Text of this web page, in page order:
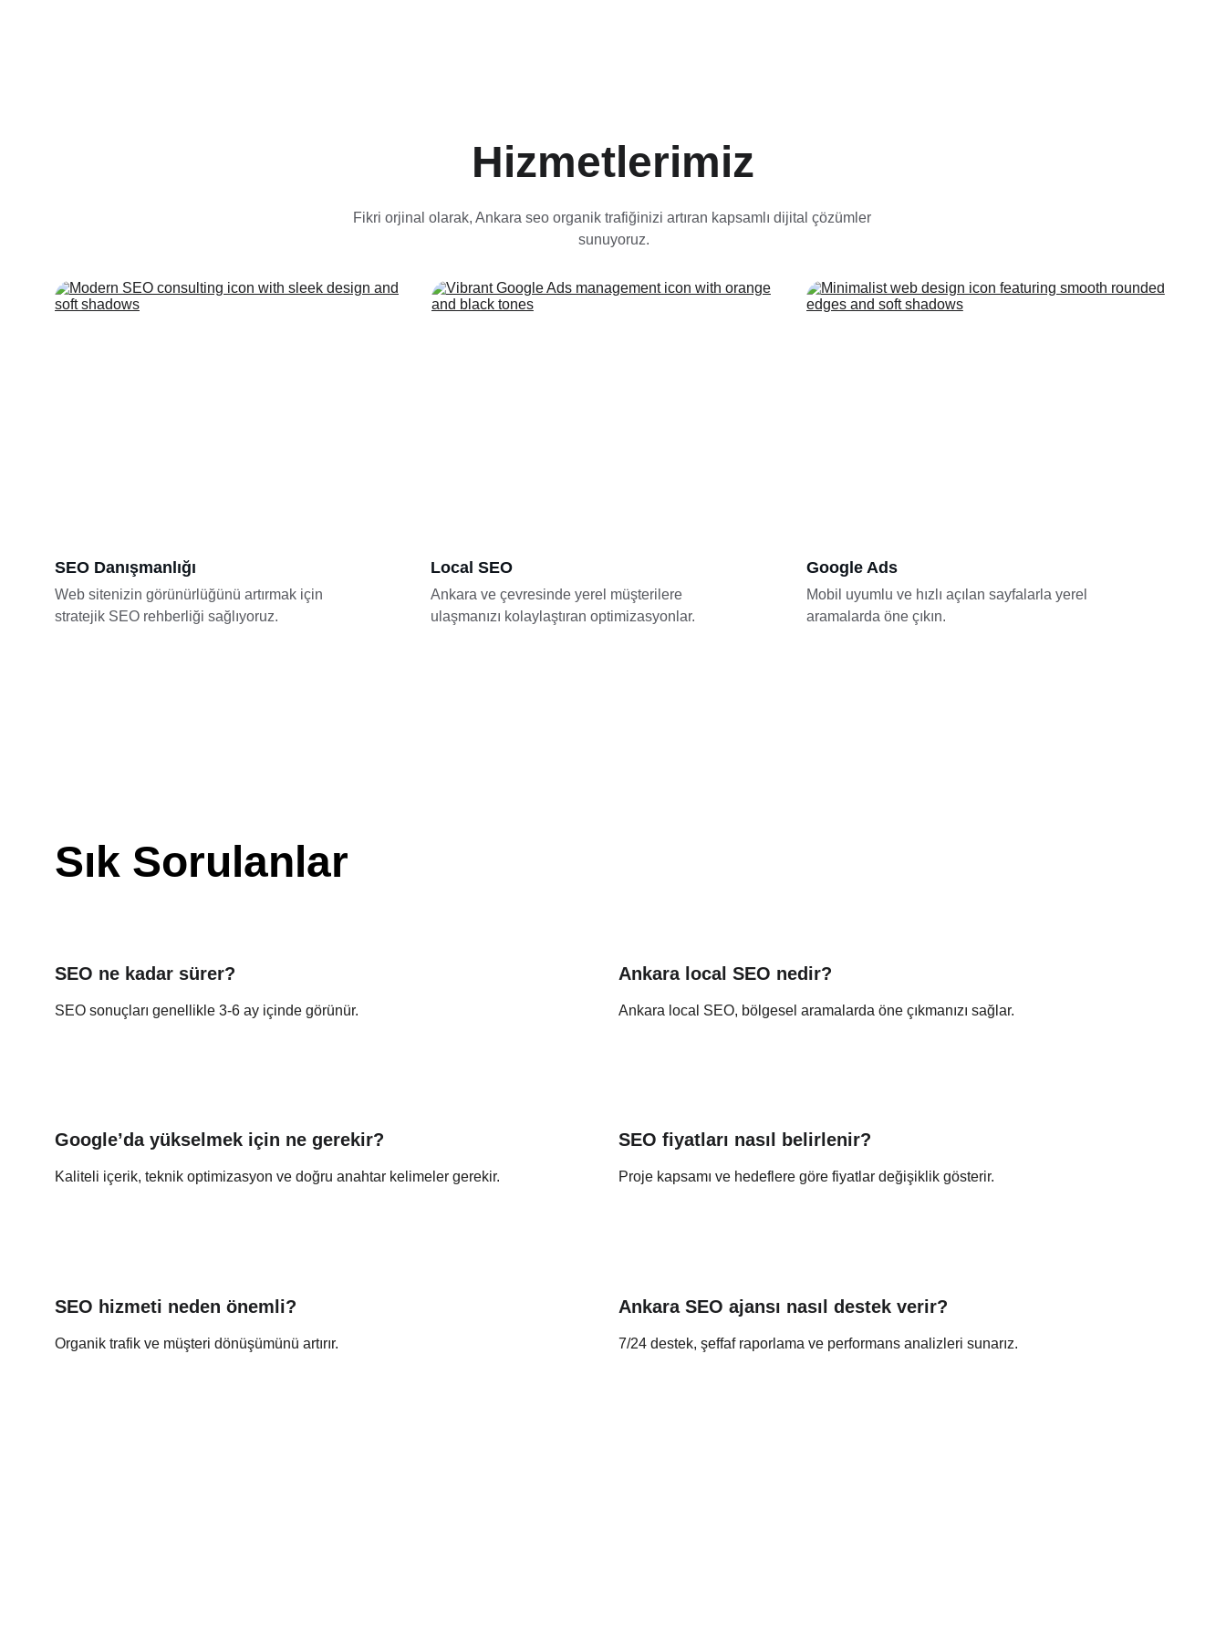
Hizmetlerimiz
Fikri orjinal olarak, Ankara seo organik trafiğinizi artıran kapsamlı dijital çözümler
sunuyoruz.
SEO Danışmanlığı
Web sitenizin görünürlüğünü artırmak için
stratejik SEO rehberliği sağlıyoruz.
Local SEO
Ankara ve çevresinde yerel müşterilere
ulaşmanızı kolaylaştıran optimizasyonlar.
Mobil uyumlu ve hızlı açılan sayfalarla yerel
aramalarda öne çıkın.
Google Ads
Sık Sorulanlar
SEO ne kadar sürer?
SEO sonuçları genellikle 3-6 ay içinde görünür.
Ankara local SEO nedir?
Ankara local SEO, bölgesel aramalarda öne çıkmanızı sağlar.
Google’da yükselmek için ne gerekir?
Kaliteli içerik, teknik optimizasyon ve doğru anahtar kelimeler gerekir.
SEO fiyatları nasıl belirlenir?
Proje kapsamı ve hedeflere göre fiyatlar değişiklik gösterir.
SEO hizmeti neden önemli?
Organik trafik ve müşteri dönüşümünü artırır.
Ankara SEO ajansı nasıl destek verir?
7/24 destek, şeffaf raporlama ve performans analizleri sunarız.